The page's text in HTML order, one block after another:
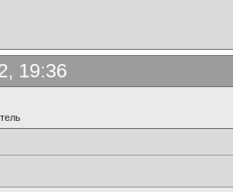
19:36